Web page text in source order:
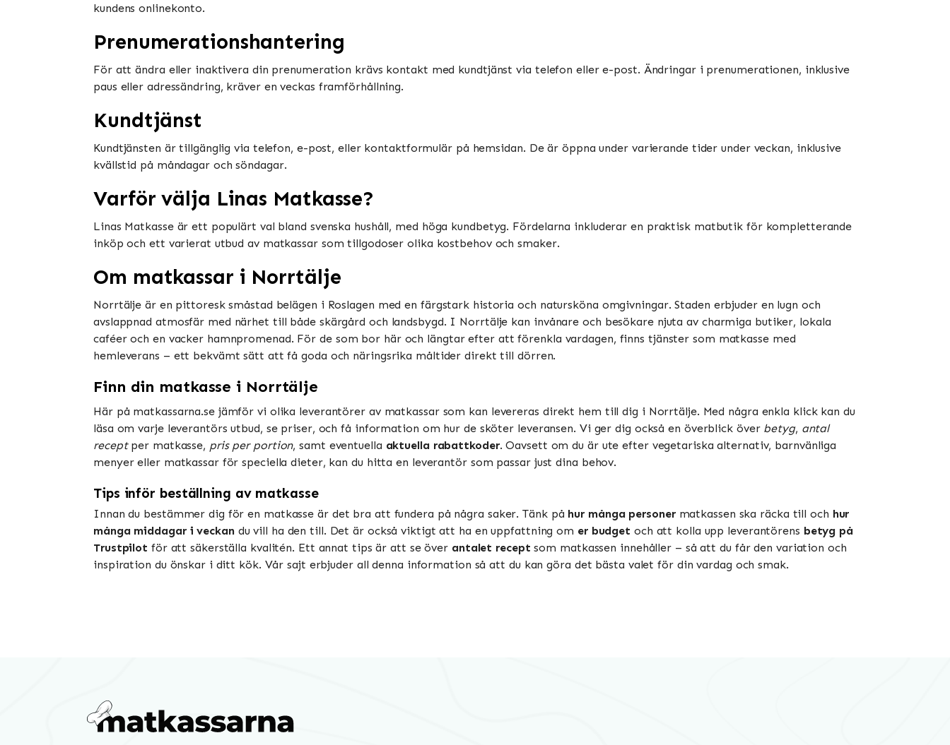
kundens onlinekonto.
Prenumerationshantering
För att ändra eller inaktivera din prenumeration krävs kontakt med kundtjänst via telefon eller e-post. Ändringar i prenumerationen, inklusive
paus eller adressändring, kräver en veckas framförhållning.
Kundtjänst
Kundtjänsten är tillgänglig via telefon, e-post, eller kontaktformulär på hemsidan. De är öppna under varierande tider under veckan, inklusive
kvällstid på måndagar och söndagar.
Varför välja Linas Matkasse?
Linas Matkasse är ett populärt val bland svenska hushåll, med höga kundbetyg. Fördelarna inkluderar en praktisk matbutik för kompletterande
inköp och ett varierat utbud av matkassar som tillgodoser olika kostbehov och smaker.
Om matkassar i Norrtälje
Norrtälje är en pittoresk småstad belägen i Roslagen med en färgstark historia och natursköna omgivningar. Staden erbjuder en lugn och
avslappnad atmosfär med närhet till både skärgård och landsbygd. I Norrtälje kan invånare och besökare njuta av charmiga butiker, lokala
caféer och en vacker hamnpromenad. För de som bor här och längtar efter att förenkla vardagen, finns tjänster som matkasse med
hemleverans – ett bekvämt sätt att få goda och näringsrika måltider direkt till dörren.
Finn din matkasse i Norrtälje
Här på matkassarna.se jämför vi olika leverantörer av matkassar som kan levereras direkt hem till dig i Norrtälje. Med några enkla klick kan du
läsa om varje leverantörs utbud, se priser, och få information om hur de sköter leveransen. Vi ger dig också en överblick över betyg, antal
receptper matkasse, pris per portion, samt eventuella aktuella rabattkoder. Oavsett om du är ute efter vegetariska alternativ, barnvänliga
menyer eller matkassar för speciella dieter, kan du hitta en leverantör som passar just dina behov.
Tips inför beställning av matkasse
Innan du bestämmer dig för en matkasse är det bra att fundera på några saker. Tänk på hur många personermatkassen ska räcka till och hur
många middagar i veckandu vill ha den till. Det är också viktigt att ha en uppfattning om er budget och att kolla upp leverantörens betyg på
Trustpilot för att säkerställa kvalitén. Ett annat tips är att se över antalet recept som matkassen innehåller – så att du får den variation och
inspiration du önskar i ditt kök. Vår sajt erbjuder all denna information så att du kan göra det bästa valet för din vardag och smak.